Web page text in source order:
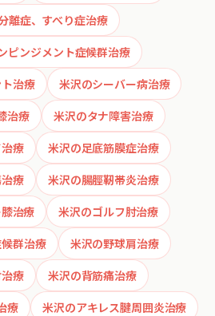
離症、すべり症治療
ピンジメント症候群治療
治療
米沢のシーバー病治療
治療
米沢のタナ障害治療
療
米沢の足底筋膜症治療
療
米沢の腸脛靭帯炎治療
治療
米沢のゴルフ肘治療
群治療
米沢の野球肩治療
療
米沢の背筋痛治療
療
米沢のアキレス腱周囲炎治療